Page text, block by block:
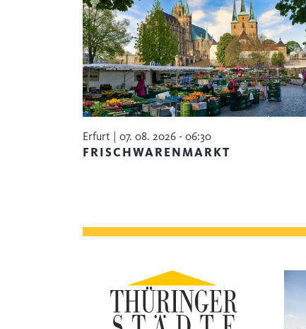
Erfurt | 07. 08. 2026 - 06:30
FRISCHWARENMARKT